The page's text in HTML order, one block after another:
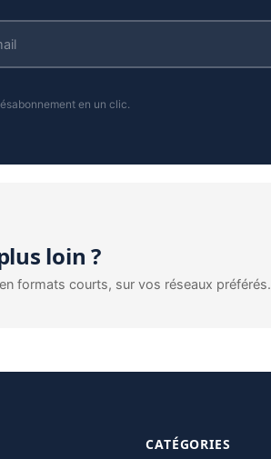
en un clic.
loin ?
formats courts, sur vos réseaux préférés.
CATÉGORIES